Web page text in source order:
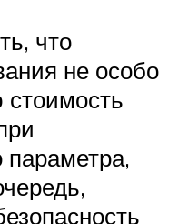
что
не особо
стоимость
параметра,